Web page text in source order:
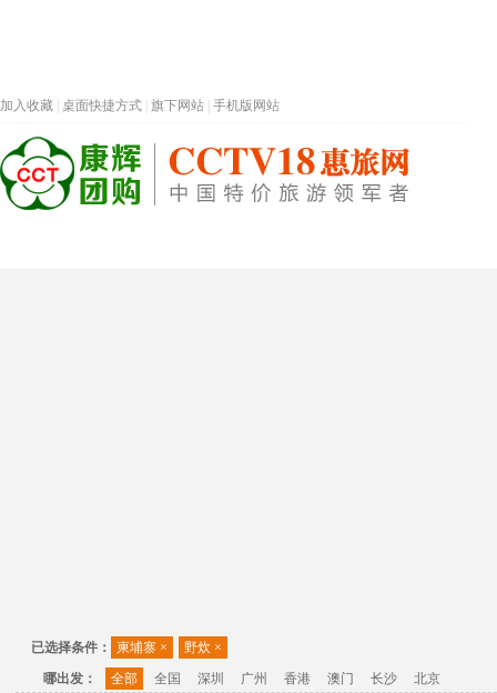
加入收藏 桌面快捷方式 旗下网站 手机版网站
已选择条件： 柬埔寨 × 野炊 ×
哪出发：
全部 全国 深圳 广州 香港 澳门 长沙 北京